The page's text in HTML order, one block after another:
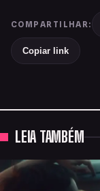
COMPARTILHAR:
Copiar link
LEIA TAMBÉM